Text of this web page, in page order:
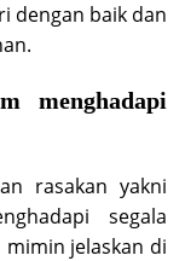
dengan baik dan
menghadapi
rasakan yakni
segala
jelaskan di